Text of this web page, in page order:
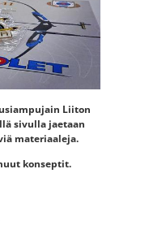
Liiton
sivulla jaetaan
materiaaleja.
konseptit.